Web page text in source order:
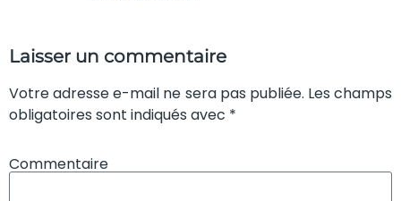
Laisser un commentaire
Votre adresse e-mail ne sera pas publiée. Les champs
obligatoires sont indiqués avec *
Commentaire